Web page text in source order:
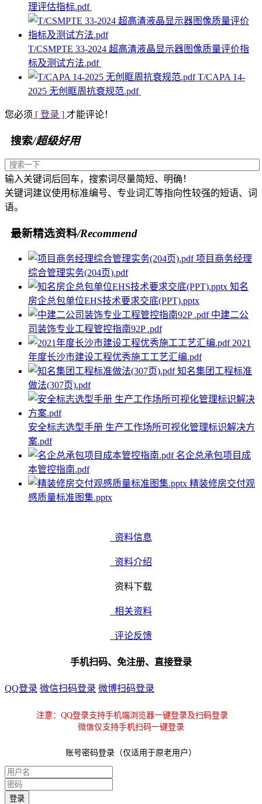
理评估指标.pdf
T/CSMPTE 33-2024 超高清液晶显示器图像质量评价指
标及测试方法.pdf
T/CAPA 14-
2025 无创眶周抗衰规范.pdf
您必须 [ 登录 ] 才能评论！
搜索/超级好用
输入关键词后回车，搜索词尽量简短、明确！
关键词建议使用标准编号、专业词汇等指向性较强的短语、词
语。
最新精选资料/Recommend
项目商务经理
综合管理实务(204页).pdf
知名
房企总包单位EHS技术要求交底(PPT).pptx
中建二公
司装饰专业工程管控指南92P .pdf
2021
年度长沙市建设工程优秀施工工艺汇编.pdf
知名集团工程标准
做法(307页).pdf
安全标志选型手册 生产工作场所可视化管理标识解决方
案.pdf
名企总承包项目成
本管控指南.pdf
精装修房交付观
感质量标准图集.pptx
资料信息
资料介绍
资料下载
相关资料
评论反馈
手机扫码、免注册、直接登录
QQ登录 微信扫码登录 微博扫码登录
注意：QQ登录支持手机端浏览器一键登录及扫码登录
微信仅支持手机扫码一键登录
账号密码登录（仅适用于原老用户）